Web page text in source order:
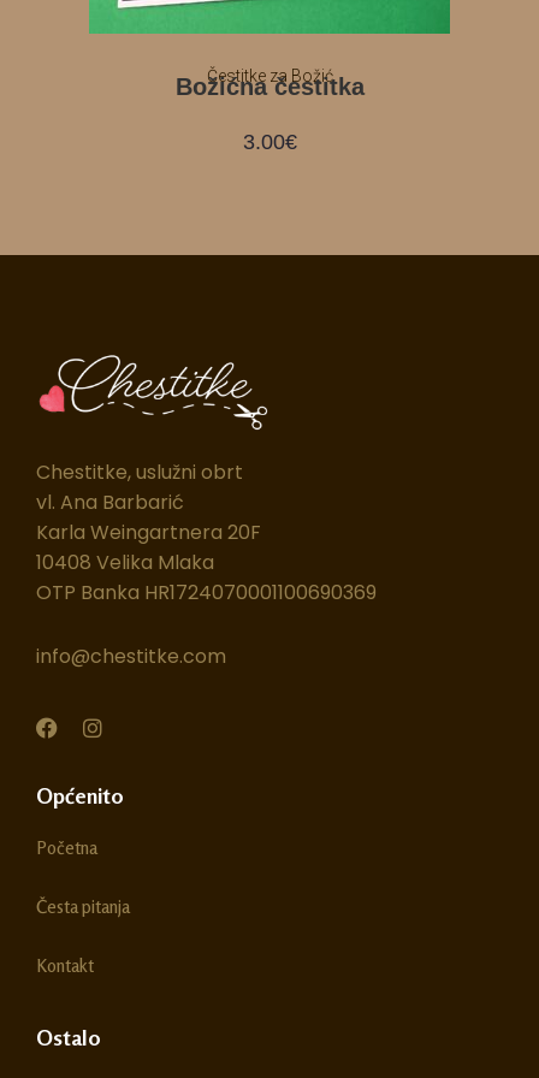
Čestitke za Božić
Božićna čestitka
3.00€
Chestitke, uslužni obrt
vl. Ana Barbarić
Karla Weingartnera 20F
10408 Velika Mlaka
OTP Banka HR1724070001100690369
info@chestitke.com
F
e
b
o
I
t
r
m
Općenito
Početna
Česta pitanja
Kontakt
Ostalo